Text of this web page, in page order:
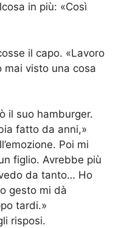
in più: «Così
il capo. «Lavoro
visto una cosa
il suo hamburger.
fatto da anni,»
Poi mi
figlio. Avrebbe più
da tanto… Ho
gesto mi dà
tardi.»
risposi.